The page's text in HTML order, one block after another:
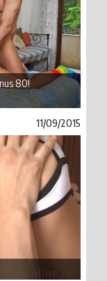
80!
11/09/2015